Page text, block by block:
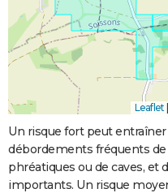
Leaflet |
Un risque fort peut
débordements fréquents de
phréatiques ou de caves, et
importants. Un risque